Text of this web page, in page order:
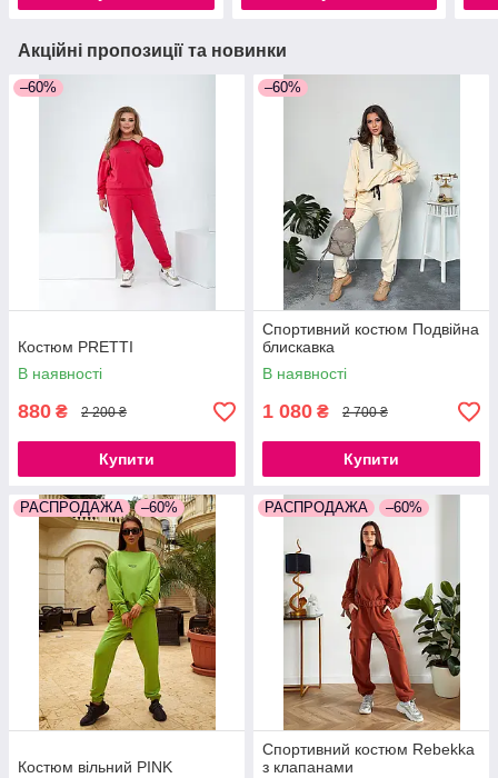
Акційні пропозиції та новинки
–60%
Костюм PRETTI
В наявності
880 ₴ 2 200 ₴
Купити
–60%
Спортивний костюм Подвійна
блискавка
В наявності
1 080 ₴ 2 700 ₴
Купити
РАСПРОДАЖА –60%
Костюм вільний PINK
РАСПРОДАЖА –60%
Спортивний костюм Rebekka
з клапанами